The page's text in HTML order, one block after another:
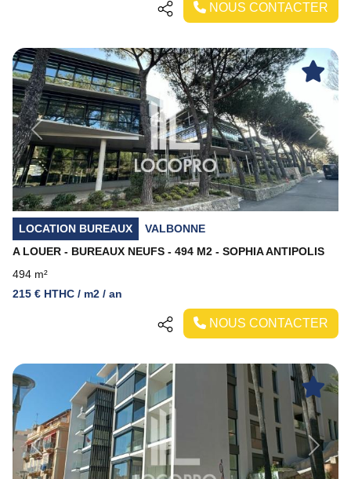
NOUS CONTACTER
Previous Next
LOCATION BUREAUX
VALBONNE
A LOUER - BUREAUX NEUFS - 494 M2 - SOPHIA ANTIPOLIS
494 m²
215 € HTHC / m2 / an
NOUS CONTACTER
Previous Next